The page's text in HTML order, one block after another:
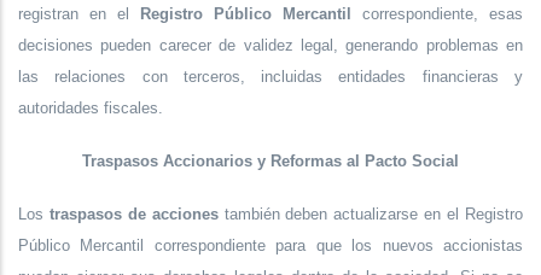
registran en el Registro Público Mercantil correspondiente, esas
decisiones pueden carecer de validez legal, generando problemas en
las relaciones con terceros, incluidas entidades financieras y
autoridades fiscales.
Traspasos Accionarios y Reformas al Pacto Social
Los traspasos de accionestambién deben actualizarse en el Registro
Público Mercantil correspondiente para que los nuevos accionistas